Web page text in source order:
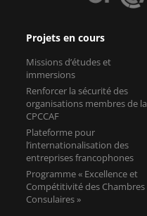
Projets en cours
Missions d’études et
immersions
Renforcer la sécurité des
organisations membres de la
CPCCAF
Plateforme pour
l’internationalisation des
entreprises francophones
Programme « Excellence et
Compétitivité des Chambres
Consulaires »